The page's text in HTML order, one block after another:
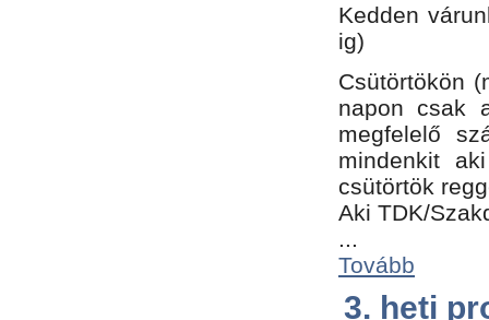
Kedden
ig)
Csütörtökön
napon csak
megfelelő
mindenkit
csütörtök
Aki TDK/
...
Tovább
3. heti